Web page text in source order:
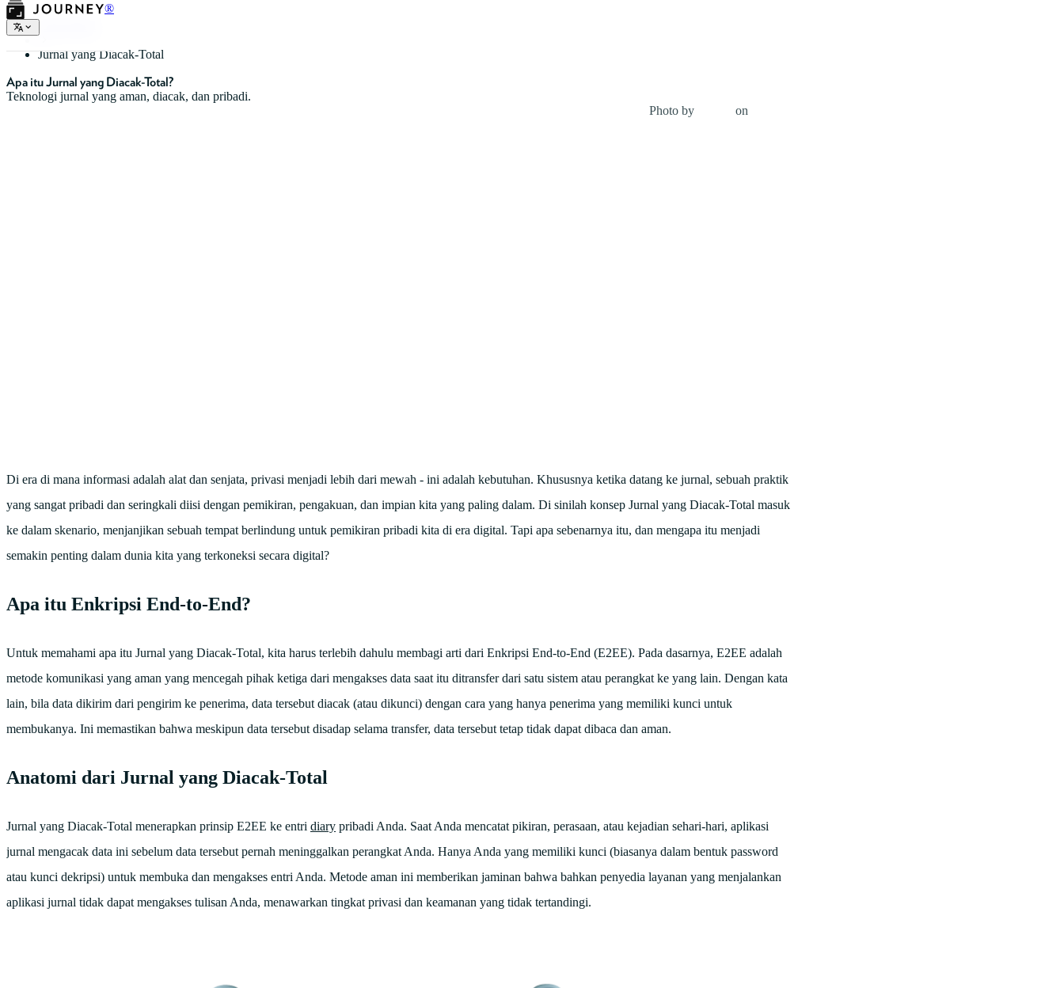
®
Jenis Jurnal
Jurnal yang Diacak-Total
Apa itu Jurnal yang Diacak-Total?
Teknologi jurnal yang aman, diacak, dan pribadi.
Photo by
on
Di era di mana informasi adalah alat dan senjata, privasi menjadi lebih dari mewah - ini adalah kebutuhan. Khususnya ketika datang ke jurnal, sebuah praktik
yang sangat pribadi dan seringkali diisi dengan pemikiran, pengakuan, dan impian kita yang paling dalam. Di sinilah konsep Jurnal yang Diacak-Total masuk
ke dalam skenario, menjanjikan sebuah tempat berlindung untuk pemikiran pribadi kita di era digital. Tapi apa sebenarnya itu, dan mengapa itu menjadi
semakin penting dalam dunia kita yang terkoneksi secara digital?
Apa itu Enkripsi End-to-End?
Untuk memahami apa itu Jurnal yang Diacak-Total, kita harus terlebih dahulu membagi arti dari Enkripsi End-to-End (E2EE). Pada dasarnya, E2EE adalah
metode komunikasi yang aman yang mencegah pihak ketiga dari mengakses data saat itu ditransfer dari satu sistem atau perangkat ke yang lain. Dengan kata
lain, bila data dikirim dari pengirim ke penerima, data tersebut diacak (atau dikunci) dengan cara yang hanya penerima yang memiliki kunci untuk
membukanya. Ini memastikan bahwa meskipun data tersebut disadap selama transfer, data tersebut tetap tidak dapat dibaca dan aman.
Anatomi dari Jurnal yang Diacak-Total
Jurnal yang Diacak-Total menerapkan prinsip E2EE ke entri diary pribadi Anda. Saat Anda mencatat pikiran, perasaan, atau kejadian sehari-hari, aplikasi
jurnal mengacak data ini sebelum data tersebut pernah meninggalkan perangkat Anda. Hanya Anda yang memiliki kunci (biasanya dalam bentuk password
atau kunci dekripsi) untuk membuka dan mengakses entri Anda. Metode aman ini memberikan jaminan bahwa bahkan penyedia layanan yang menjalankan
aplikasi jurnal tidak dapat mengakses tulisan Anda, menawarkan tingkat privasi dan keamanan yang tidak tertandingi.